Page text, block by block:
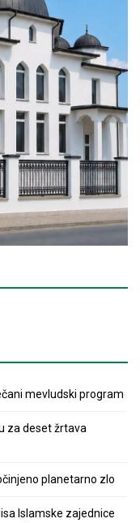
mevludski program
za deset žrtava
planetarno zlo
Islamske zajednice